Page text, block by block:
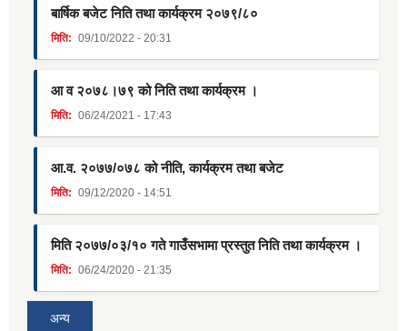
बार्षिक बजेट निति तथा कार्यक्रम २०७९/८०
मिति: 09/10/2022 - 20:31
आ व २०७८।७९ को निति तथा कार्यक्रम ।
मिति: 06/24/2021 - 17:43
आ.व. २०७७/०७८ को नीति, कार्यक्रम तथा बजेट
मिति: 09/12/2020 - 14:51
मिति २०७७/०३/१० गते गाउँसभामा प्रस्तुत निति तथा कार्यक्रम ।
मिति: 06/24/2020 - 21:35
अन्य